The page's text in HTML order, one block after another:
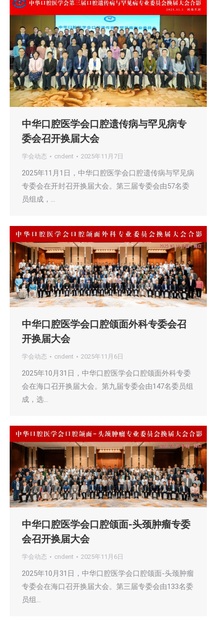
中华口腔医学会口腔遗传病与罕见病专
委会召开换届大会
学会动态 cndent 2025年11月7日
2025年11月1日，中华口腔医学会口腔遗传病与罕见病
专委会在开封召开换届大会。第三届专委会由57名委
员组成，…
中华口腔医学会口腔颌面外科专委会召
开换届大会
学会动态 cndent 2025年11月6日
2025年10月31日，中华口腔医学会口腔颌面外科专委
会在海口召开换届大会。第九届专委会由147名委员组
成，选…
中华口腔医学会口腔颌面-头颈肿瘤专委
会召开换届大会
学会动态 cndent 2025年11月6日
2025年10月31日，中华口腔医学会口腔颌面-头颈肿瘤
专委会在海口召开换届大会。第三届专委会由133名委
员组…